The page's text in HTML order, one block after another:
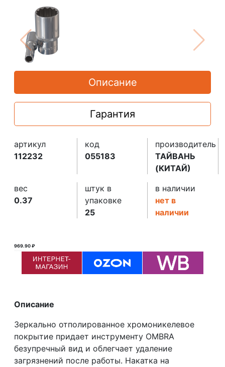
Описание
Гарантия
артикул
112232
код
055183
производитель
ТАЙВАНЬ
(КИТАЙ)
вес
0.37
штук в
упаковке
25
в наличии
нет в
наличии
969.90 ₽
Описание
Зеркально отполированное хромоникелевое
покрытие придает инструменту OMBRA
безупречный вид и облегчает удаление
загрязнений после работы. Накатка на